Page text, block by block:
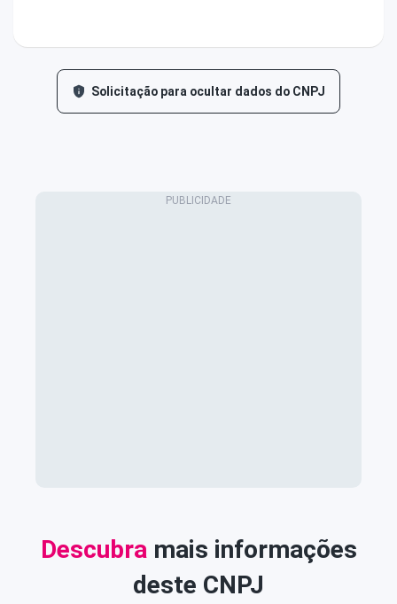
Solicitação para ocultar dados do CNPJ
Descubramais informações
deste CNPJ